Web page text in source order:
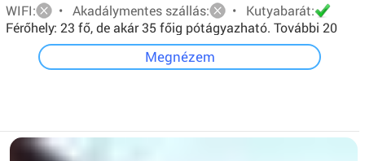
WIFI:
• Akadálymentes szállás:
• Kutyabarát:
Férőhely: 23 fő, de akár 35 főig pótágyazható. További 20
főt pedig sátorban tudunk elhelyezni.
Megnézem